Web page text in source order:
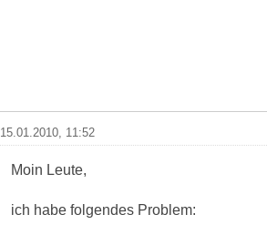
15.01.2010, 11:52
Moin Leute,
ich habe folgendes Problem: